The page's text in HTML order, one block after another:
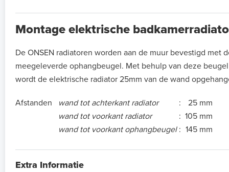
Montage elektrische
De ONSEN radiatoren worden aan de muur bevestigd met
meegeleverde ophangbeugel. Met behulp van deze beugel
wordt de elektrische radiator 25mm van de wand
Afstanden wand tot achterkant radiator :
25 mm
wand tot voorkant radiator
: 105 mm
wand tot voorkant ophangbeugel: 145 mm
Extra Informatie